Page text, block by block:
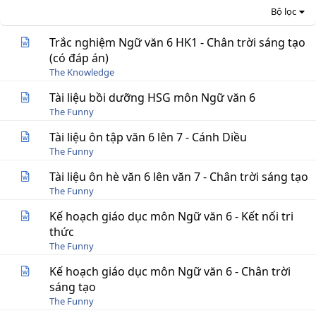
Bộ lọc
Trắc nghiệm Ngữ văn 6 HK1 - Chân trời sáng tạo
(có đáp án)
The Knowledge
Tài liệu bồi dưỡng HSG môn Ngữ văn 6
The Funny
Tài liệu ôn tập văn 6 lên 7 - Cánh Diều
The Funny
Tài liệu ôn hè văn 6 lên văn 7 - Chân trời sáng tạo
The Funny
Kế hoạch giáo dục môn Ngữ văn 6 - Kết nối tri
thức
The Funny
Kế hoạch giáo dục môn Ngữ văn 6 - Chân trời
sáng tạo
The Funny